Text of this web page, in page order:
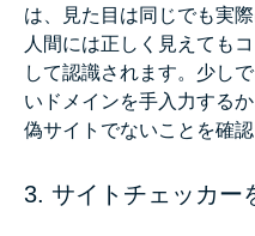
は、見た目は同じでも実
人間には正しく見えても
して認識されます。少し
いドメインを手入力する
偽サイトでないことを確認
3. サイトチェッカー